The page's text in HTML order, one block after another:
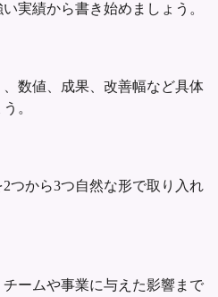
実績から書き始めましょう。
数値、成果、改善幅など具体
。
つから3つ自然な形で取り入れ
ームや事業に与えた影響まで